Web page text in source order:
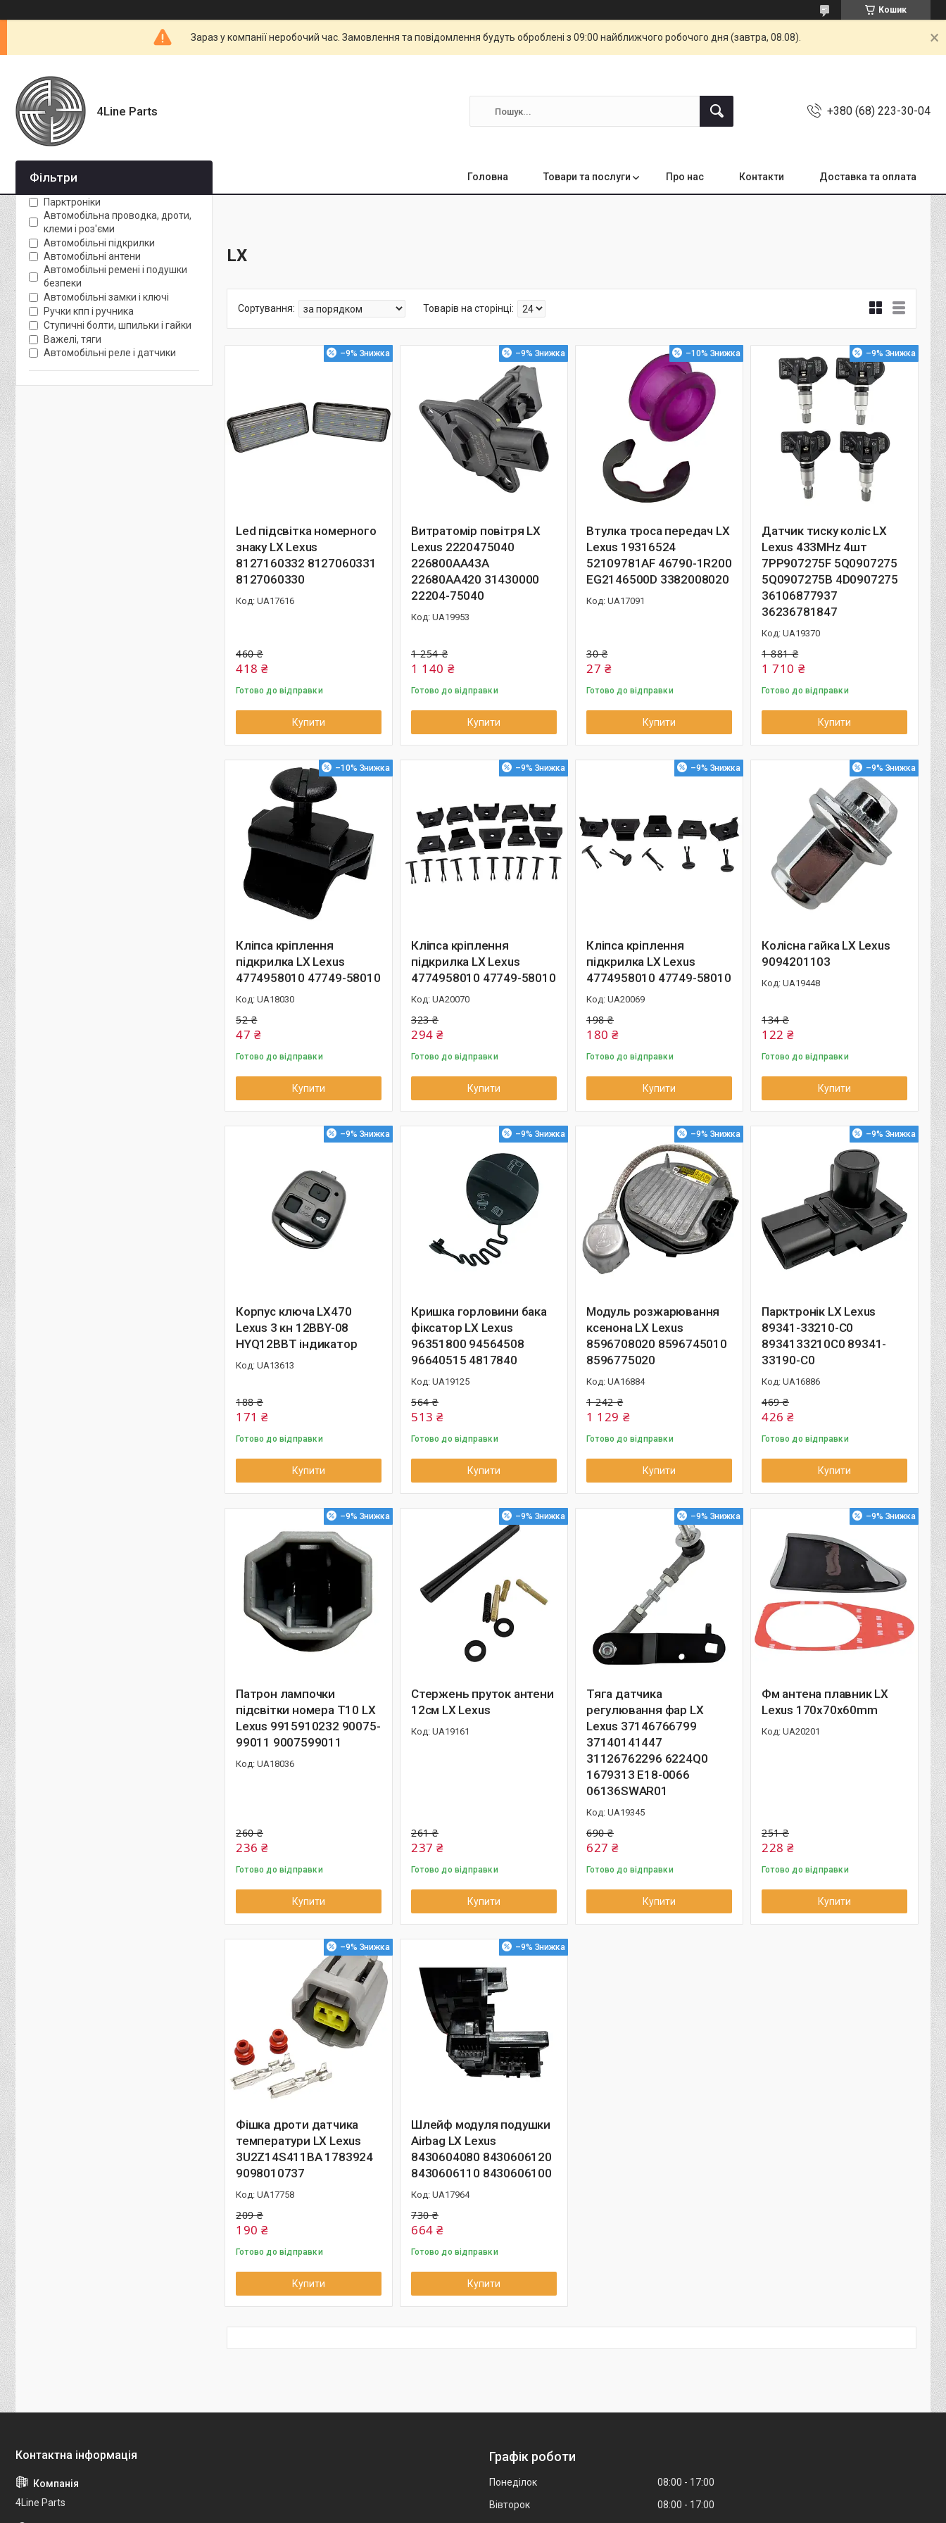
Кошик
Зараз у компанії неробочий час. Замовлення та повідомлення будуть оброблені з 09:00 найближчого робочого дня (завтра, 08.08).
4Line Parts +380 (68) 223-30-04
Головна Товари та послуги Про нас Контакти Доставка та оплата
LX
–9%
Led підсвітка номерного
знаку LX Lexus
8127160332 8127060331
8127060330
UA17616
460 ₴
418 ₴
Готово до відправки
Купити
–9%
Витратомір повітря LX
Lexus 2220475040
226800AA43A
22680AA420 31430000
22204-75040
UA19953
1 254 ₴
1 140 ₴
Готово до відправки
Купити
–10%
Втулка троса передач LX
Lexus 19316524
52109781AF 46790-1R200
EG2146500D 3382008020
UA17091
30 ₴
27 ₴
Готово до відправки
Купити
–9%
Датчик тиску коліс LX
Lexus 433MHz 4шт
7PP907275F 5Q0907275
5Q0907275B 4D0907275
36106877937
36236781847
UA19370
1 881 ₴
1 710 ₴
Готово до відправки
Купити
–10%
Кліпса кріплення
підкрилка LX Lexus
4774958010 47749-58010
UA18030
52 ₴
47 ₴
Готово до відправки
Купити
–9%
Кліпса кріплення
підкрилка LX Lexus
4774958010 47749-58010
UA20070
323 ₴
294 ₴
Готово до відправки
Купити
–9%
Кліпса кріплення
підкрилка LX Lexus
4774958010 47749-58010
UA20069
198 ₴
180 ₴
Готово до відправки
Купити
–9%
Колісна гайка LX Lexus
9094201103
UA19448
134 ₴
122 ₴
Готово до відправки
Купити
–9%
Корпус ключа LX470
Lexus 3 кн 12BBY-08
HYQ12BBT індикатор
UA13613
188 ₴
171 ₴
Готово до відправки
Купити
–9%
Кришка горловини бака
фіксатор LX Lexus
96351800 94564508
96640515 4817840
UA19125
564 ₴
513 ₴
Готово до відправки
Купити
–9%
Модуль розжарювання
ксенона LX Lexus
8596708020 8596745010
8596775020
UA16884
1 242 ₴
1 129 ₴
Готово до відправки
Купити
–9%
Парктронік LX Lexus
89341-33210-C0
8934133210C0 89341-
33190-C0
UA16886
469 ₴
426 ₴
Готово до відправки
Купити
–9%
Патрон лампочки
підсвітки номера T10 LX
Lexus 9915910232 90075-
99011 9007599011
UA18036
260 ₴
236 ₴
Готово до відправки
Купити
–9%
Стержень пруток антени
12см LX Lexus
UA19161
261 ₴
237 ₴
Готово до відправки
Купити
–9%
Тяга датчика
регулювання фар LX
Lexus 37146766799
37140141447
31126762296 6224Q0
1679313 E18-0066
06136SWAR01
UA19345
690 ₴
627 ₴
Готово до відправки
Купити
–9%
Фм антена плавник LX
Lexus 170х70х60mm
UA20201
251 ₴
228 ₴
Готово до відправки
Купити
–9%
Фішка дроти датчика
температури LX Lexus
3U2Z14S411BA 1783924
9098010737
UA17758
209 ₴
190 ₴
Готово до відправки
Купити
–9%
Шлейф модуля подушки
Airbag LX Lexus
8430604080 8430606120
8430606110 8430606100
UA17964
730 ₴
664 ₴
Готово до відправки
Купити
Фільтри
Парктроніки
Автомобільна проводка, дроти,
клеми і роз'єми
Автомобільні підкрилки
Автомобільні антени
Автомобільні ремені і подушки
безпеки
Автомобільні замки і ключі
Ручки кпп і ручника
Ступичні болти, шпильки і гайки
Важелі, тяги
Автомобільні реле і датчики
4Line Parts
Графік роботи
Понеділок 08:00
17:00
Вівторок
08:00
17:00